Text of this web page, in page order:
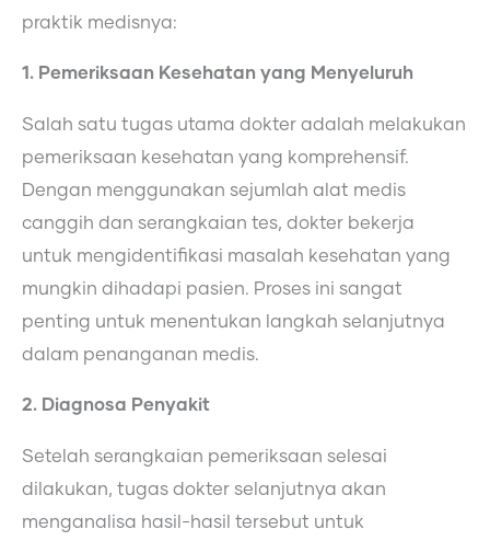
praktik medisnya:
1. Pemeriksaan Kesehatan yang Menyeluruh
Salah satu tugas utama dokter adalah melakukan
pemeriksaan kesehatan yang komprehensif.
Dengan menggunakan sejumlah alat medis
canggih dan serangkaian tes, dokter bekerja
untuk mengidentifikasi masalah kesehatan yang
mungkin dihadapi pasien. Proses ini sangat
penting untuk menentukan langkah selanjutnya
dalam penanganan medis.
2. Diagnosa Penyakit
Setelah serangkaian pemeriksaan selesai
dilakukan, tugas dokter selanjutnya akan
menganalisa hasil-hasil tersebut untuk